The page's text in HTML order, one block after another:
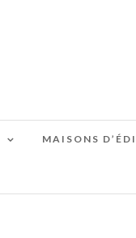
MAISONS